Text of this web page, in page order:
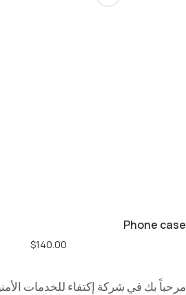
Phone case
$140.00
مرحباً بك في شركة إكتفاء للخدمات